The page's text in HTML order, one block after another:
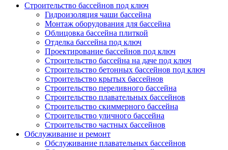
Строительство бассейнов под ключ
Гидроизоляция чаши бассейна
Монтаж оборудования для бассейна
Облицовка бассейна плиткой
Отделка бассейна под ключ
Проектирование бассейнов под ключ
Строительство бассейна на даче под ключ
Строительство бетонных бассейнов под ключ
Строительство крытых бассейнов
Строительство переливного бассейна
Строительство плавательных бассейнов
Строительство скиммерного бассейна
Строительство уличного бассейна
Строительство частных бассейнов
Обслуживание и ремонт
Обслуживание плавательных бассейнов